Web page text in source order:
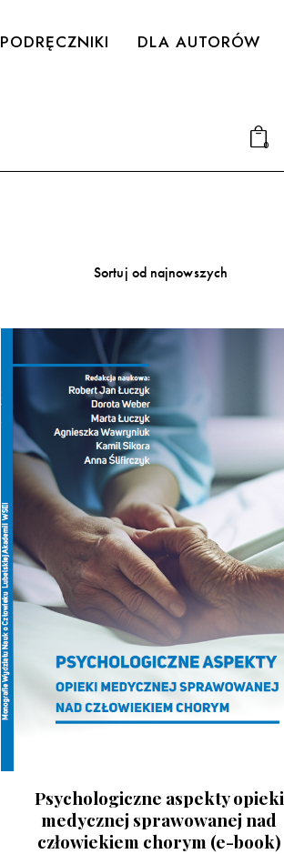
PODRĘCZNIKI
DLA AUTORÓW
0
Psychologiczne aspekty opieki
medycznej sprawowanej nad
człowiekiem chorym (e-book)